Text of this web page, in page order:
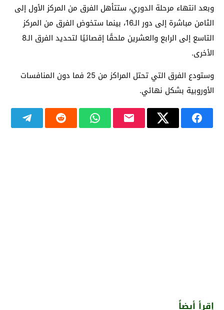
وبعد انتهاء مرحلة الدوري، ستتأهل الفرق من المركز الأول إلى
الثامن مباشرة إلى دور الـ16، بينما ستخوض الفرق من المركز
التاسع إلى الرابع والعشرين ملحقًا إقصائيًا لتحديد الفرق الـ8
الأخرى.
وستودع الفرق التي تحتل المراكز من 25 فما دون المنافسات
الأوروبية بشكل نهائي.
إقرأ أيضاً